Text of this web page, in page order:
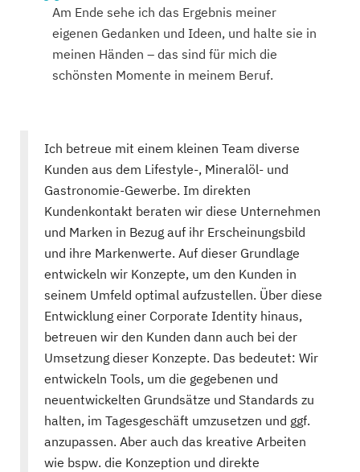
Am Ende sehe ich das Ergebnis meiner
eigenen Gedanken und Ideen, und halte sie in
meinen Händen – das sind für mich die
schönsten Momente in meinem Beruf.
Ich betreue mit einem kleinen Team diverse
Kunden aus dem Lifestyle-, Mineralöl- und
Gastronomie-Gewerbe. Im direkten
Kundenkontakt beraten wir diese Unternehmen
und Marken in Bezug auf ihr Erscheinungsbild
und ihre Markenwerte. Auf dieser Grundlage
entwickeln wir Konzepte, um den Kunden in
seinem Umfeld optimal aufzustellen. Über diese
Entwicklung einer Corporate Identity hinaus,
betreuen wir den Kunden dann auch bei der
Umsetzung dieser Konzepte. Das bedeutet: Wir
entwickeln Tools, um die gegebenen und
neuentwickelten Grundsätze und Standards zu
halten, im Tagesgeschäft umzusetzen und ggf.
anzupassen. Aber auch das kreative Arbeiten
wie bspw. die Konzeption und direkte